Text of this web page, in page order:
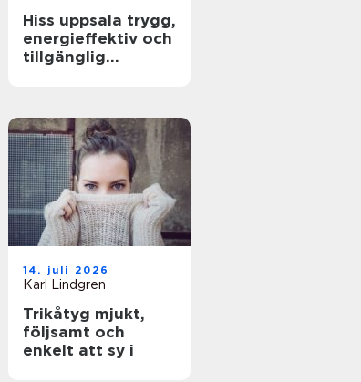
Hiss uppsala trygg,
energieffektiv och
tillgänglig
14. juli 2026
Karl Lindgren
Trikåtyg mjukt,
följsamt och
enkelt att sy i